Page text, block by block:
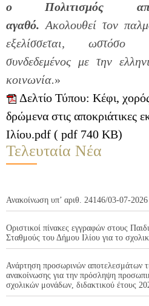
ο
Πολιτισμός
αγαθό. Ακολουθεί τον
εξελίσσεται, ωστόσο
συνδεδεμένος με την
κοινωνία.»
Δελτίο Τύπου: Κέφι,
δρώμενα στις αποκριάτικες
Ιλίου.pdf ( pdf 740 KB)
Τελευταία Νέα
Ανακοίνωση υπ’ αριθ. 24146/03-07-
Οριστικοί πίνακες εγγραφών στους
Σταθμούς του Δήμου Ιλίου για το
Ανάρτηση προσωρινών αποτελεσμάτων
ανακοίνωσης για την πρόσληψη
σχολικών μονάδων, διδακτικού έτους